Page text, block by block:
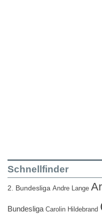
Schnellfinder
2. Bundesliga Andre Lange
Bundesliga Carolin Hildebrand